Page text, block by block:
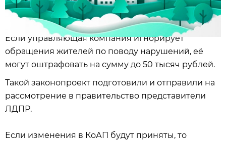
Если управляющая компания игнорирует
обращения жителей по поводу нарушений, её
могут оштрафовать на сумму до 50 тысяч рублей.
Такой законопроект подготовили и отправили на
рассмотрение в правительство представители
ЛДПР.
Если изменения в КоАП будут приняты, то